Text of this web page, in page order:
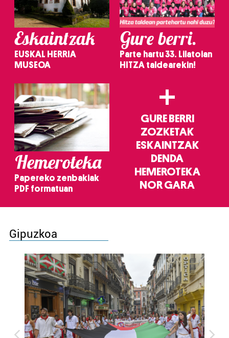
Eskaintzak
EUSKAL HERRIA
MUSEOA
Gure berri.
Parte hartu 33. Lilatoian
HITZA taldearekin!
Hemeroteka
Papereko zenbakiak
PDF formatuan
+
GURE BERRI
ZOZKETAK
ESKAINTZAK
DENDA
HEMEROTEKA
NOR GARA
Gipuzkoa